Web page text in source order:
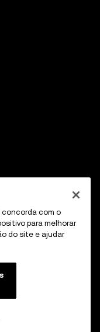
com o
para melhorar
do site e ajudar